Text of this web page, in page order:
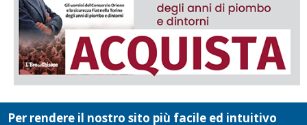
Per rendere il nostro sito più facile ed intuitivo